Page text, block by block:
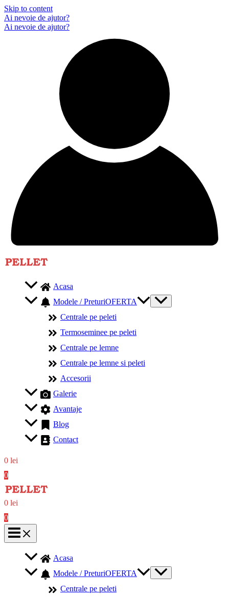
Skip to content
Ai nevoie de ajutor?
Ai nevoie de ajutor?
Acasa
Modele / PreturiOFERTA
Centrale pe peleti
Termoseminee pe peleti
Centrale pe lemne
Centrale pe lemne si peleti
Accesorii
Galerie
Avantaje
Blog
Contact
0 lei
0
0 lei
0
Acasa
Modele / PreturiOFERTA
Centrale pe peleti